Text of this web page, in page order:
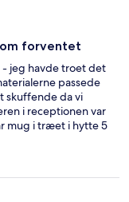
forventet
jeg havde troet det
passede
skuffende da vi
i receptionen var
mug i træet i hytte 5
af sure sokker i det